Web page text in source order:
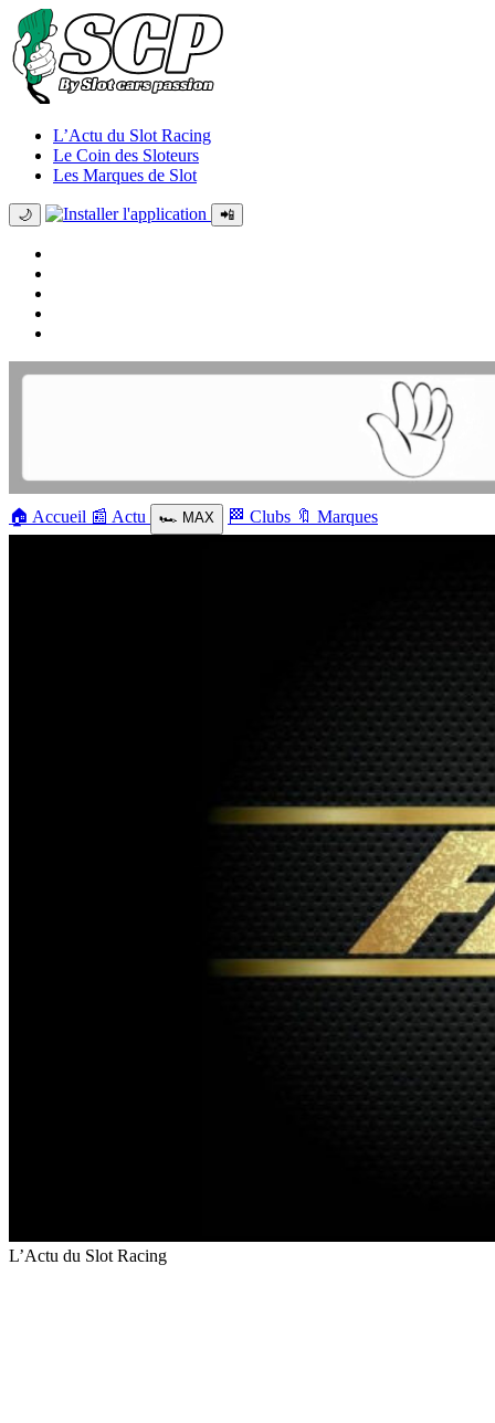
L’Actu du Slot Racing
Le Coin des Sloteurs
Les Marques de Slot
🌙 📲
🏠 Accueil 📰 Actu 🏎️ MAX 🏁 Clubs 🔖 Marques
L’Actu du Slot Racing